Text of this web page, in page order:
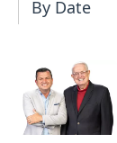
By Date